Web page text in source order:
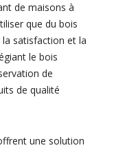
de maisons à
que du bois
satisfaction et la
le bois
de
de qualité
une solution